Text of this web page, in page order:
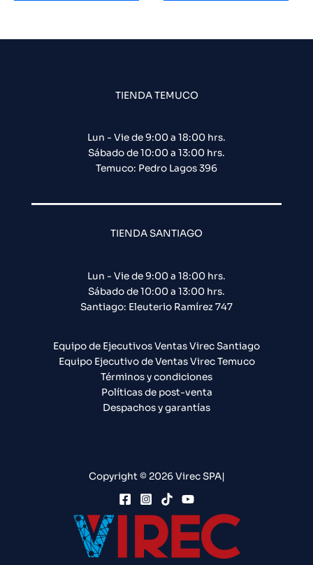
TIENDA TEMUCO
Lun - Vie de 9:00 a 18:00 hrs.
Sábado de 10:00 a 13:00 hrs.
Temuco: Pedro Lagos 396
TIENDA SANTIAGO
Lun - Vie de 9:00 a 18:00 hrs.
Sábado de 10:00 a 13:00 hrs.
Santiago: Eleuterio Ramírez 747​
Equipo de Ejecutivos Ventas Virec Santiago
Equipo Ejecutivo de Ventas Virec Temuco
Términos y condiciones
Políticas de post-venta
Despachos y garantías
Copyright © 2026 Virec SPA|